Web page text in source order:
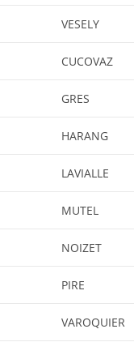
VESELY
CUCOVAZ
GRES
HARANG
LAVIALLE
MUTEL
NOIZET
PIRE
VAROQUIER